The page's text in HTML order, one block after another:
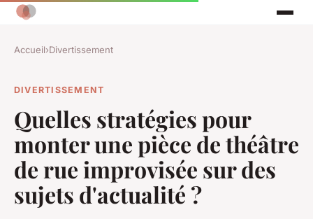
Accueil›Divertissement
DIVERTISSEMENT
Quelles stratégies pour
monter une pièce de théâtre
de rue improvisée sur des
sujets d'actualité ?